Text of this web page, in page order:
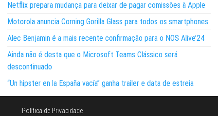
Netflix prepara mudança para deixar de pagar comissões à Apple
Motorola anuncia Corning Gorilla Glass para todos os smartphones
Alec Benjamin é a mais recente confirmação para o NOS Alive’24
Ainda não é desta que o Microsoft Teams Clássico será
descontinuado
“Un hipster en la España vacía” ganha trailer e data de estreia
Política de Privacidade